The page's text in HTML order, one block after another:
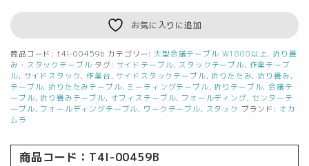
キ
ャ
ス
タ
ー
付
き
グ
ー
お気に入りに追加
商品コード: t4i-00459b カテゴリー: 大型会議テーブル W1800以上,折り畳
み・スタックテーブル タグ: サイドテーブル, スタックテーブル, 作業テーブ
ル, サイドスタック ,作業台,サイドスタックテーブル,折りたたみ,折り畳み,
テーブル,折りたたみテーブル, ミーティングテーブル,折りテーブル,会議テ
ーブル,折り畳みテーブル, オフィステーブル, フォールディング,センターテ
ーブル, フォールディングテーブル, ワークテーブル, スタック ブランド: オカ
ムラ
商品コード：T4I-00459B